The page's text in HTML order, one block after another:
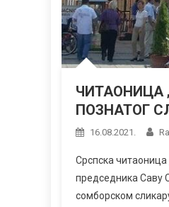
ЧИТАОНИЦА
ПОЗНАТОГ
16.08.2021.
Срспска читаоница
председника Саву
сомборском